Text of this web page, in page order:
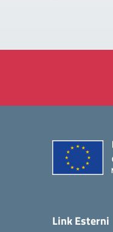
Link Esterni